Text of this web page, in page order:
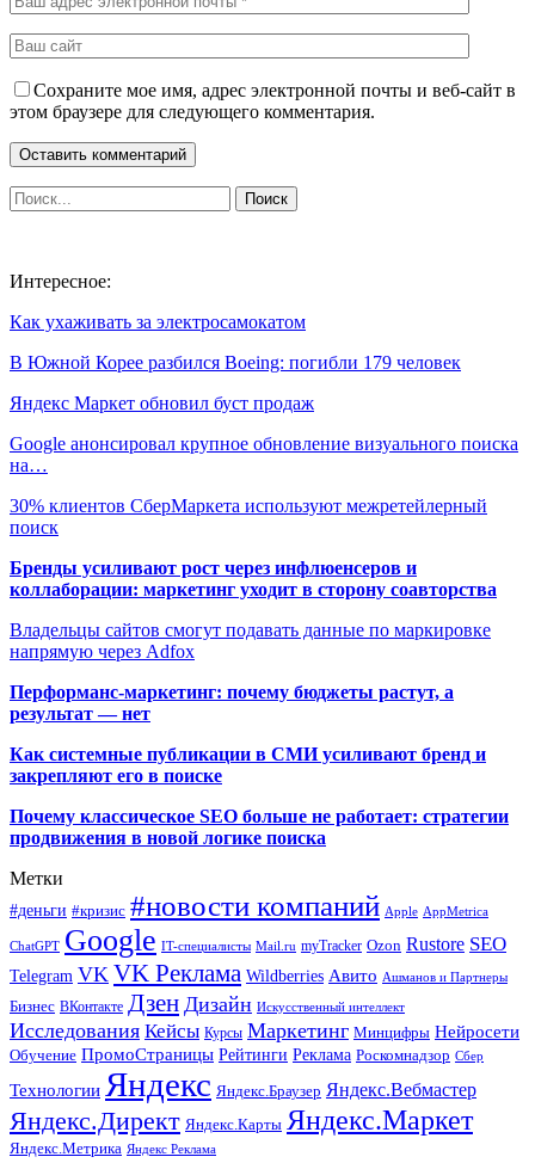
Сохраните мое имя, адрес электронной почты и веб-сайт в
этом браузере для следующего комментария.
Интересное:
Как ухаживать за электросамокатом
В Южной Корее разбился Boeing: погибли 179 человек
Яндекс Маркет обновил буст продаж
Google анонсировал крупное обновление визуального поиска
на…
30% клиентов СберМаркета используют межретейлерный
поиск
Бренды усиливают рост через инфлюенсеров и
коллаборации: маркетинг уходит в сторону соавторства
Владельцы сайтов смогут подавать данные по маркировке
напрямую через Adfox
Перформанс-маркетинг: почему бюджеты растут, а
результат — нет
Как системные публикации в СМИ усиливают бренд и
закрепляют его в поиске
Почему классическое SEO больше не работает: стратегии
продвижения в новой логике поиска
Метки
#деньги #кризис #новости компаний Apple AppMetrica
ChatGPT Google IT-специалисты Mail.ru myTracker Ozon Rustore SEO
Telegram VK VK Реклама Wildberries Авито Ашманов и Партнеры
Бизнес ВКонтакте Дзен Дизайн Искусственный интеллект
Исследования Кейсы Курсы Маркетинг Минцифры Нейросети
Обучение ПромоСтраницы Рейтинги Реклама Роскомнадзор Сбер
Технологии Яндекс Яндекс.Браузер Яндекс.Вебмастер
Яндекс.Директ Яндекс.Карты Яндекс.Маркет
Яндекс.Метрика Яндекс Реклама